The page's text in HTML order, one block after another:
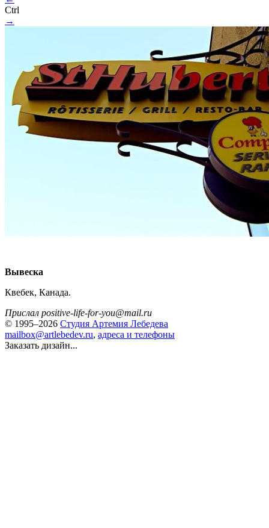
Ctrl
→
Вывеска
Квебек, Канада.
Прислал positive-life-for-you@mail.ru
© 1995–2026 Студия Артемия Лебедева
mailbox@artlebedev.ru, адреса и телефоны
Заказать дизайн...